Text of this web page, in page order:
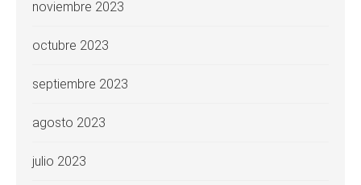
noviembre 2023
octubre 2023
septiembre 2023
agosto 2023
julio 2023